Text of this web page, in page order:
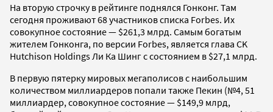
На вторую строчку в рейтинге поднялся Гонконг. Там
сегодня проживают 68 участников списка Forbes. Их
совокупное состояние — $261,3 млрд. Самым богатым
жителем Гонконга, по версии Forbes, является глава CK
Hutchison Holdings Ли Ка Шинг с состоянием в $27,1 млрд.
В первую пятерку мировых мегаполисов с наибольшим
количеством миллиардеров попали также Пекин (№4, 51
миллиардер, совокупное состояние — $149,9 млрд,